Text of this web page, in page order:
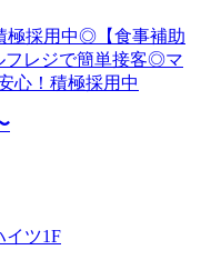
極採用中◎【食事補助
フレジで簡単接客◎マ
心！積極採用中
イツ1F